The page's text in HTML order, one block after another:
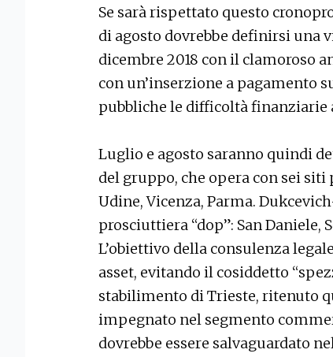
Se sarà rispettato questo
di agosto dovrebbe definirsi
dicembre 2018 con il clamoroso
con un’inserzione a pagamento
pubbliche le difficoltà finanziarie
Luglio e agosto saranno quindi
del gruppo, che opera con sei
Udine, Vicenza, Parma.
prosciuttiera “dop”: San Daniele,
L’obiettivo della consulenza
asset, evitando il cosiddetto
stabilimento di Trieste, ritenuto
impegnato nel segmento
dovrebbe essere salvaguardato